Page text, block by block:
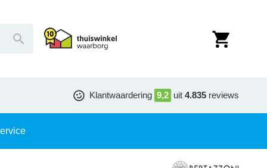
Klantwaardering 9,2 uit 4.835 reviews